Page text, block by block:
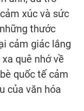
xúc và sức
thước
cảm giác lắng
quê nhớ về
quốc tế cảm
của văn hóa